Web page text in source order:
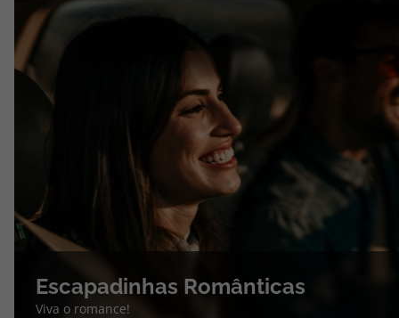
Escapadinhas Românticas
Viva o romance!